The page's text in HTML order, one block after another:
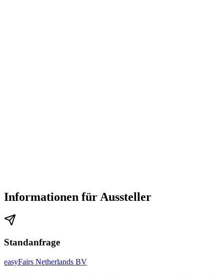
Informationen für Aussteller
Standanfrage
easyFairs Netherlands BV